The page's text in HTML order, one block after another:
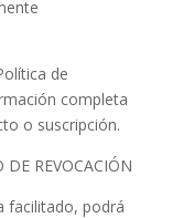
de
completa
o suscripción.
DE REVOCACIÓN
facilitado, podrá